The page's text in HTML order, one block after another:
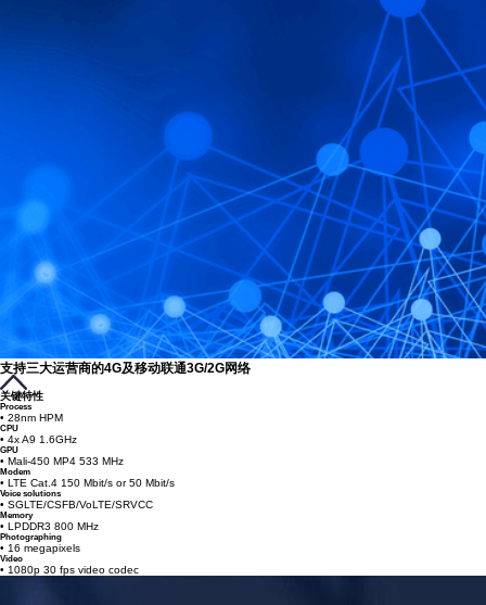
支持三大运营商的4G及移动联通3G/2G网络
关键特性
Process
• 28nm HPM
CPU
• 4x A9 1.6GHz
GPU
• Mali-450 MP4 533 MHz
Modem
• LTE Cat.4 150 Mbit/s or 50 Mbit/s
Voice solutions
• SGLTE/CSFB/VoLTE/SRVCC
Memory
• LPDDR3 800 MHz
Photographing
• 16 megapixels
Video
• 1080p 30 fps video codec